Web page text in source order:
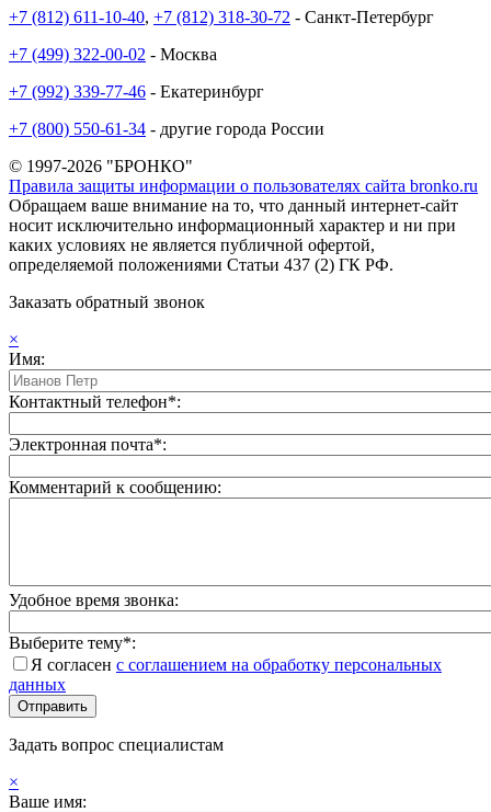
+7 (812) 611-10-40, +7 (812) 318-30-72 - Санкт-Петербург
+7 (499) 322-00-02 - Москва
+7 (992) 339-77-46 - Екатеринбург
+7 (800) 550-61-34 - другие города России
© 1997-2026 "БРОНКО"
Правила защиты информации о пользователях сайта bronko.ru
Обращаем ваше внимание на то, что данный интернет-сайт
носит исключительно информационный характер и ни при
каких условиях не является публичной офертой,
определяемой положениями Статьи 437 (2) ГК РФ.
Заказать обратный звонок
×
Имя:
Контактный телефон*:
Электронная почта*:
Комментарий к сообщению:
Удобное время звонка:
Выберите тему*:
Я согласен с соглашением на обработку персональных
данных
Задать вопрос специалистам
×
Ваше имя: